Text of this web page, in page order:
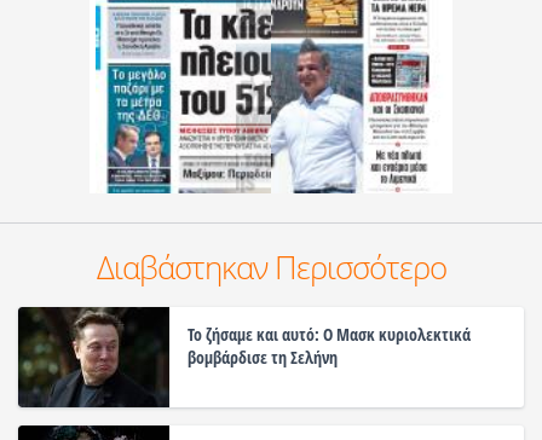
Διαβάστηκαν Περισσότερο
Το ζήσαμε και αυτό: Ο Μασκ κυριολεκτικά
βομβάρδισε τη Σελήνη